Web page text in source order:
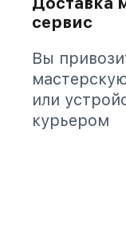
сервис
Вы
или
курьером